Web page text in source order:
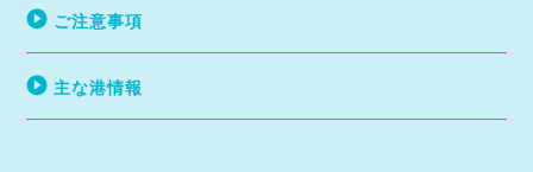
ご注意事項
主な港情報